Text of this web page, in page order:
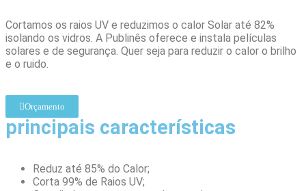
Cortamos os raios UV e reduzimos o calor Solar até 82%
isolando os vidros. A Publinês oferece e instala películas
solares e de segurança. Quer seja para reduzir o calor o brilho
e o ruido.
Orçamento
principais características
Reduz até 85% do Calor;
Corta 99% de Raios UV;